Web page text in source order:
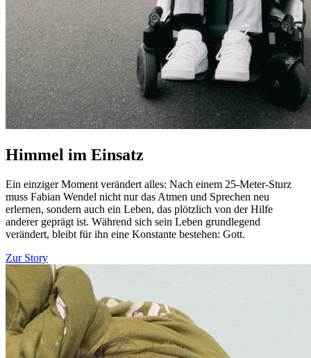
Himmel im Einsatz
Ein einziger Moment verändert alles: Nach einem 25-Meter-Sturz
muss Fabian Wendel nicht nur das Atmen und Sprechen neu
erlernen, sondern auch ein Leben, das plötzlich von der Hilfe
anderer geprägt ist. Während sich sein Leben grundlegend
verändert, bleibt für ihn eine Konstante bestehen: Gott.
Zur Story